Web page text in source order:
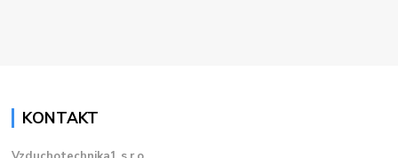
KONTAKT